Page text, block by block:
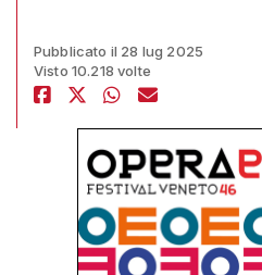
Pubblicato il 28 lug 2025
Visto 10.218 volte